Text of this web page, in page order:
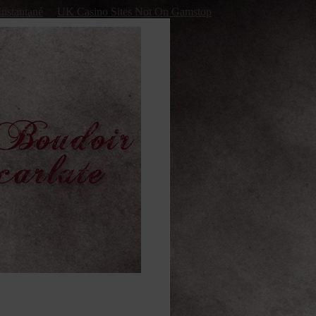
UK Casino Sites Not On Gamstop